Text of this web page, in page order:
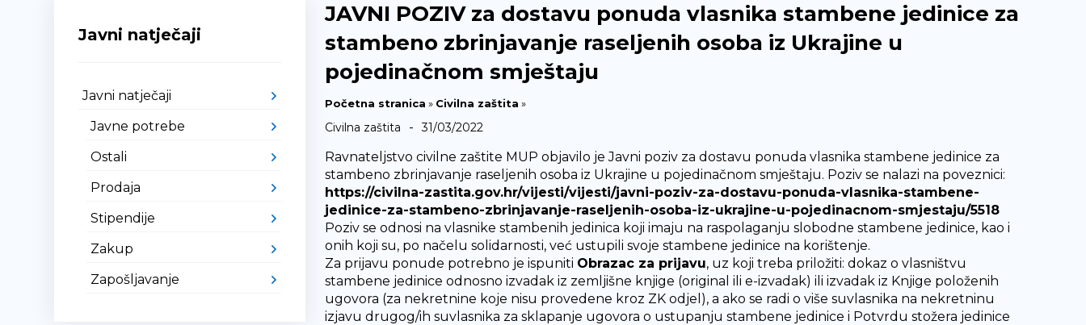
JAVNI POZIV za dostavu ponuda vlasnika stambene jedinice za
stambeno zbrinjavanje raseljenih osoba iz Ukrajine u
pojedinačnom smještaju
Početna stranica » Civilna zaštita »
Civilna zaštita - 31/03/2022
Ravnateljstvo civilne zaštite MUP objavilo je Javni poziv za dostavu ponuda vlasnika stambene jedinice za
stambeno zbrinjavanje raseljenih osoba iz Ukrajine u pojedinačnom smještaju. Poziv se nalazi na poveznici:
https://civilna-zastita.gov.hr/vijesti/vijesti/javni-poziv-za-dostavu-ponuda-vlasnika-stambene-
jedinice-za-stambeno-zbrinjavanje-raseljenih-osoba-iz-ukrajine-u-pojedinacnom-smjestaju/5518
Poziv se odnosi na vlasnike stambenih jedinica koji imaju na raspolaganju slobodne stambene jedinice, kao i
onih koji su, po načelu solidarnosti, već ustupili svoje stambene jedinice na korištenje.
Za prijavu ponude potrebno je ispuniti Obrazac za prijavu, uz koji treba priložiti: dokaz o vlasništvu
stambene jedinice odnosno izvadak iz zemljišne knjige (original ili e-izvadak) ili izvadak iz Knjige položenih
ugovora (za nekretnine koje nisu provedene kroz ZK odjel), a ako se radi o više suvlasnika na nekretninu
izjavu drugog/ih suvlasnika za sklapanje ugovora o ustupanju stambene jedinice i Potvrdu stožera jedinice
Javni natječaji
Javni natječaji
Javne potrebe
Ostali
Prodaja
Stipendije
Zakup
Zapošljavanje